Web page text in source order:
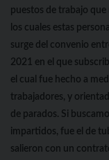
puestos de trabajo
los cuales estas
surge del convenio
2021 en el que
el cual fue hecho a
trabajadores, y
de parados. Si
impartidos, fue el de
salieron con un